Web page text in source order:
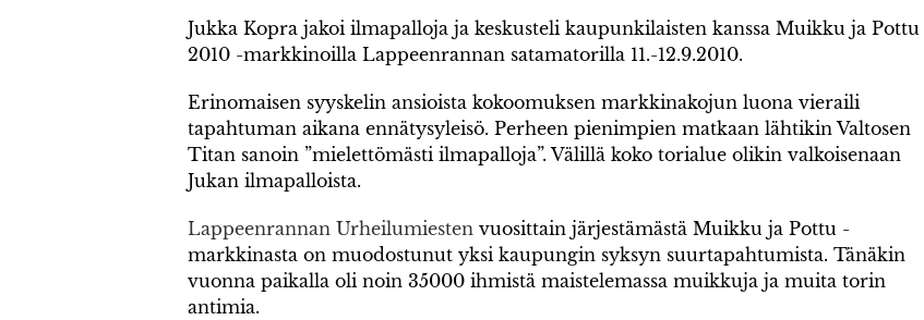
Jukka Kopra jakoi ilmapalloja ja keskusteli kaupunkilaisten kanssa Muikku ja Pottu
2010 -markkinoilla Lappeenrannan satamatorilla 11.-12.9.2010.
Erinomaisen syyskelin ansioista kokoomuksen markkinakojun luona vieraili
tapahtuman aikana ennätysyleisö. Perheen pienimpien matkaan lähtikin Valtosen
Titan sanoin ”mielettömästi ilmapalloja”. Välillä koko torialue olikin valkoisenaan
Jukan ilmapalloista.
Lappeenrannan Urheilumiesten vuosittain järjestämästä Muikku ja Pottu -
markkinasta on muodostunut yksi kaupungin syksyn suurtapahtumista. Tänäkin
vuonna paikalla oli noin 35000 ihmistä maistelemassa muikkuja ja muita torin
antimia.